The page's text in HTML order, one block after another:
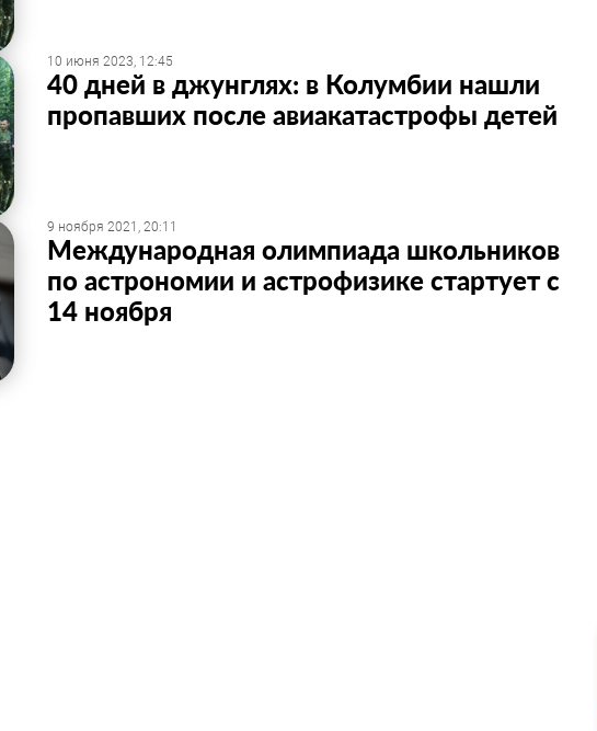
10 июня 2023, 12:45
40 дней в джунглях: в Колумбии нашли
пропавших после авиакатастрофы детей
9 ноября 2021, 20:11
Международная олимпиада школьников
по астрономии и астрофизике стартует с
14 ноября